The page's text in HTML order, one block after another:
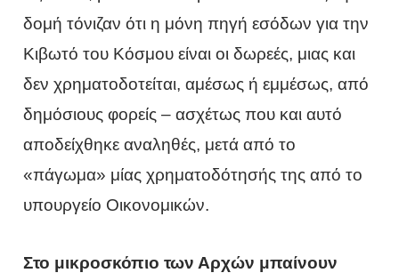
δομή τόνιζαν ότι η μόνη πηγή εσόδων για την
Κιβωτό του Κόσμου είναι οι δωρεές, μιας και
δεν χρηματοδοτείται, αμέσως ή εμμέσως, από
δημόσιους φορείς – ασχέτως που και αυτό
αποδείχθηκε αναληθές, μετά από το
«πάγωμα» μίας χρηματοδότησής της από το
υπουργείο Οικονομικών.
Στο μικροσκόπιο των Αρχών μπαίνουν